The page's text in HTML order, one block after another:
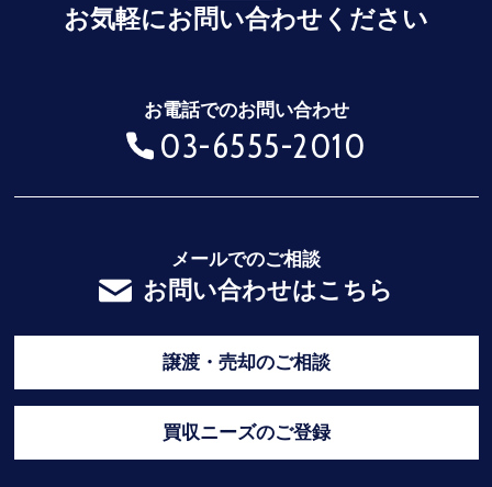
お気軽にお問い合わせください
お電話でのお問い合わせ
03-6555-2010
メールでのご相談
お問い合わせはこちら
譲渡・売却のご相談
買収ニーズのご登録